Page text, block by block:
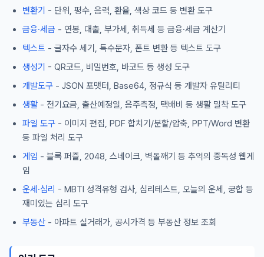
변환기 - 단위, 평수, 음력, 환율, 색상 코드 등 변환 도구
금융·세금 - 연봉, 대출, 부가세, 취득세 등 금융·세금 계산기
텍스트 - 글자수 세기, 특수문자, 폰트 변환 등 텍스트 도구
생성기 - QR코드, 비밀번호, 바코드 등 생성 도구
개발도구 - JSON 포맷터, Base64, 정규식 등 개발자 유틸리티
생활 - 전기요금, 출산예정일, 음주측정, 택배비 등 생활 밀착 도구
파일 도구 - 이미지 편집, PDF 합치기/분할/압축, PPT/Word 변환
등 파일 처리 도구
게임 - 블록 퍼즐, 2048, 스네이크, 벽돌깨기 등 추억의 중독성 웹게
임
운세·심리 - MBTI 성격유형 검사, 심리테스트, 오늘의 운세, 궁합 등
재미있는 심리 도구
부동산 - 아파트 실거래가, 공시가격 등 부동산 정보 조회